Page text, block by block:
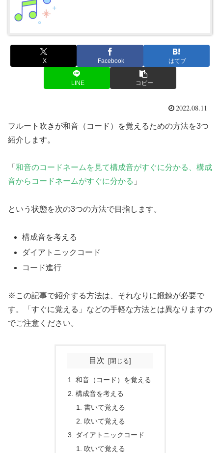
X Facebook はてブ
LINE コピー
2022.08.11
フルート吹きが和音（コード）を覚えるための方法を3つ
紹介します。
「 和音のコードネームを見て構成音がすぐに分かる、構成
音からコードネームがすぐに分かる 」
という状態を次の3つの方法で目指します。
構成音を考える
ダイアトニックコード
コード進行
※この記事で紹介する方法は、それなりに鍛錬が必要で
す。「すぐに覚える」などの手軽な方法とは異なりますの
でご注意ください。
目次
和音（コード）を覚える
構成音を考える
書いて覚える
吹いて覚える
ダイアトニックコード
吹いて覚える